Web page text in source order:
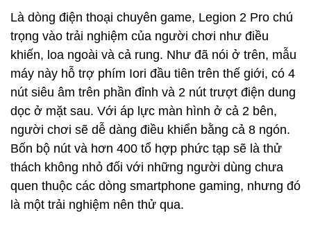
Là dòng điện thoại chuyên game, Legion 2 Pro chú
trọng vào trải nghiệm của người chơi như điều
khiến, loa ngoài và cả rung. Như đã nói ở trên, mẫu
máy này hỗ trợ phím Iori đầu tiên trên thế giới, có 4
nút siêu âm trên phần đỉnh và 2 nút trượt điện dung
dọc ở mặt sau. Với áp lực màn hình ở cả 2 bên,
người chơi sẽ dễ dàng điều khiển bằng cả 8 ngón.
Bốn bộ nút và hơn 400 tổ hợp phức tạp sẽ là thử
thách không nhỏ đối với những người dùng chưa
quen thuộc các dòng smartphone gaming, nhưng đó
là một trải nghiệm nên thử qua.